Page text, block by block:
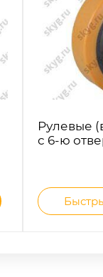
Рулевые
с 6-ю